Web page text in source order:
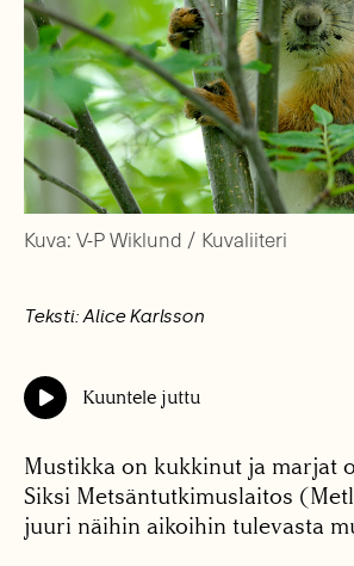
Kuva: V-P Wiklund / Kuvaliiteri
Teksti: Alice Karlsson
Kuuntele juttu
Mustikka on kukkinut ja marjat
Siksi Metsäntutkimuslaitos
juuri näihin aikoihin tulevasta